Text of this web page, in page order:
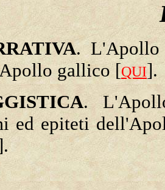
.
gallico [QUI].
.
ed epiteti